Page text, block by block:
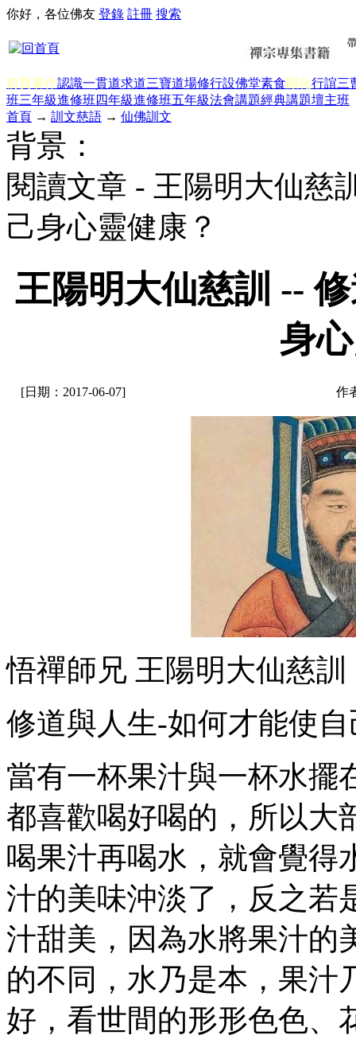
你好，各位佛友 登錄 註冊 搜索
前賢著作認識一貫道求道三寶道場修行設佛堂素食顯化行誼三
班三年級進修班四年級進修班五年級法會講題經典講題壇主班
首頁 → 訓文慈語 → 仙佛訓文
背景：
閱讀文章 - 王陽明大仙慈
己身心靈健康？
王陽明大仙慈訓 --
身
[日期：2017-06-07] 作
悟禪師兄 王陽明大仙慈訓
修道與人生-如何才能使
當有一杯果汁與一杯水擺
都喜歡喝好喝的，所以大
喝果汁再喝水，就會覺得
汁的美味沖淡了，反之若
汁甜美，因為水將果汁的
的不同，水乃是本，果汁
好，看世間的形形色色、